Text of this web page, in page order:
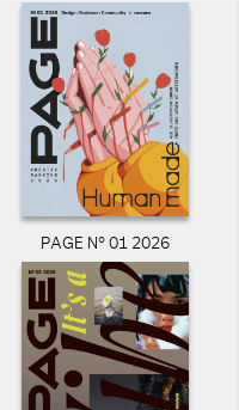
PAGE N° 01 2026